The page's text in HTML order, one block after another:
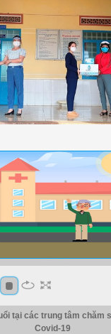
tại các trung tâm chăm
Covid-19